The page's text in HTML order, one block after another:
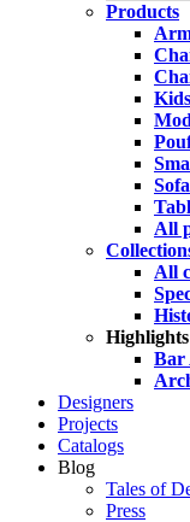
Products
All
All
Highlights
Bar
Designers
Projects
Catalogs
Blog
Tales of
Press